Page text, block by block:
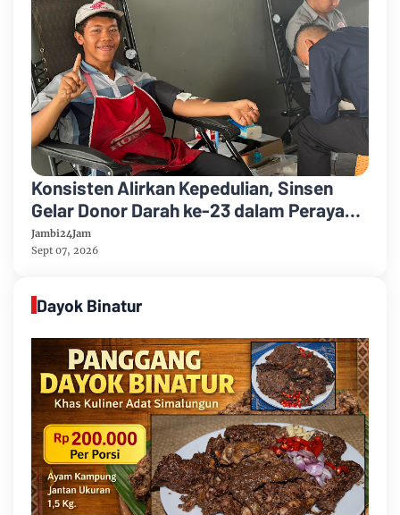
Konsisten Alirkan Kepedulian, Sinsen
Gelar Donor Darah ke-23 dalam Perayaan
Anniversary Sinsen
Jambi24Jam
Sept 07, 2026
Dayok Binatur